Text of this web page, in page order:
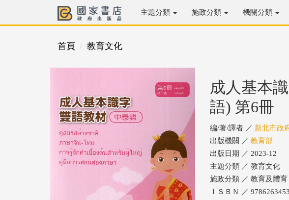
主題分類 施政分類 機關分類
首頁 教育文化
成人基本
語) 第6冊
編/著/譯者 ／ 新北市政
出版機關 ／ 教育部
出版日期 ／ 2023-12
主題分類 ／ 教育文化
施政分類 ／ 教育及體育
ＩＳＢＮ ／